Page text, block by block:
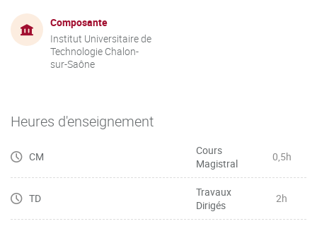
Composante
Institut Universitaire de
Technologie Chalon-
sur-Saône
Heures d'enseignement
CM
Cours
Magistral
0,5h
TD
Travaux
Dirigés
2h